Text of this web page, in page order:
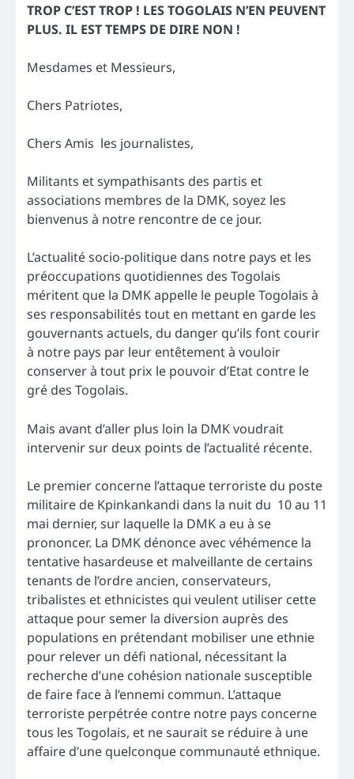
TROP C’EST TROP ! LES TOGOLAIS N’EN PEUVENT
PLUS. IL EST TEMPS DE DIRE NON !
Mesdames et Messieurs,
Chers Patriotes,
Chers Amis les journalistes,
Militants et sympathisants des partis et
associations membres de la DMK, soyez les
bienvenus à notre rencontre de ce jour.
L’actualité socio-politique dans notre pays et les
préoccupations quotidiennes des Togolais
méritent que la DMK appelle le peuple Togolais à
ses responsabilités tout en mettant en garde les
gouvernants actuels, du danger qu’ils font courir
à notre pays par leur entêtement à vouloir
conserver à tout prix le pouvoir d’Etat contre le
gré des Togolais.
Mais avant d’aller plus loin la DMK voudrait
intervenir sur deux points de l’actualité récente.
Le premier concerne l’attaque terroriste du poste
militaire de Kpinkankandi dans la nuit du 10 au 11
mai dernier, sur laquelle la DMK a eu à se
prononcer. La DMK dénonce avec véhémence la
tentative hasardeuse et malveillante de certains
tenants de l’ordre ancien, conservateurs,
tribalistes et ethnicistes qui veulent utiliser cette
attaque pour semer la diversion auprès des
populations en prétendant mobiliser une ethnie
pour relever un défi national, nécessitant la
recherche d’une cohésion nationale susceptible
de faire face à l’ennemi commun. L’attaque
terroriste perpétrée contre notre pays concerne
tous les Togolais, et ne saurait se réduire à une
affaire d’une quelconque communauté ethnique.